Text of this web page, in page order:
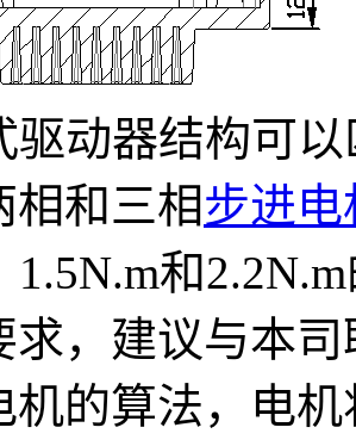
驱动器结构可
相和三相步进电
1.5N.m和
求，建议与本
机的算法，电